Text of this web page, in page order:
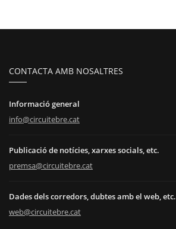
CONTACTA AMB NOSALTRES
Informació general
info@circuitebre.cat
Publicació de notícies, xarxes socials, etc.
premsa@circuitebre.cat
Dades dels corredors, dubtes amb el web, etc.
web@circuitebre.cat